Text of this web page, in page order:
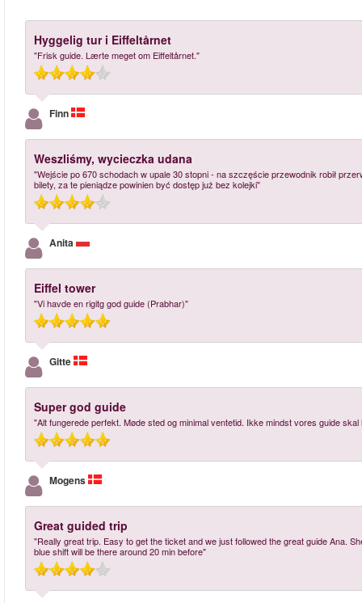
Hyggelig tur i Eiffeltårnet
"Frisk guide. Lærte meget om Eiffeltårnet."
Finn
Weszliśmy, wycieczka udana
"Wejście po 670 schodach w upale 30 stopni - na szczęście przewodnik robił
bilety, za te pieniądze powinien być dostęp już bez kolejki"
Anita
Eiffel tower
"Vi havde en rigitg god guide (Prabhar)"
Gitte
Super god guide
"Alt fungerede perfekt. Møde sted og minimal ventetid. Ikke mindst vores guide
Mogens
Great guided trip
"Really great trip. Easy to get the ticket and we just followed the great guide Ana.
blue shift will be there around 20 min before"